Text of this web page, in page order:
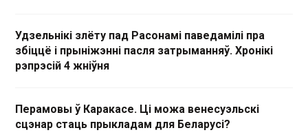
Удзельнікі злёту пад Расонамі паведамілі пра
збіццё і прыніжэнні пасля затрыманняў. Хронікі
рэпрэсій 4 жніўня
Перамовы ў Каракасе. Ці можа венесуэльскі
сцэнар стаць прыкладам для Беларусі?